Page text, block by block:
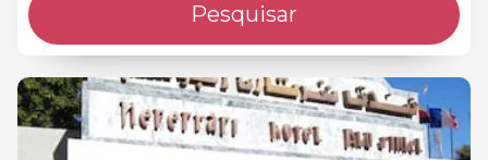
Pesquisar